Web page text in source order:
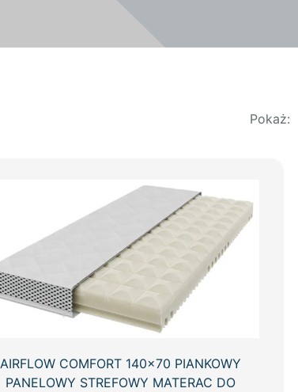
Pokaż:
AIRFLOW COMFORT 140×70 PIANKOWY
PANELOWY STREFOWY MATERAC DO